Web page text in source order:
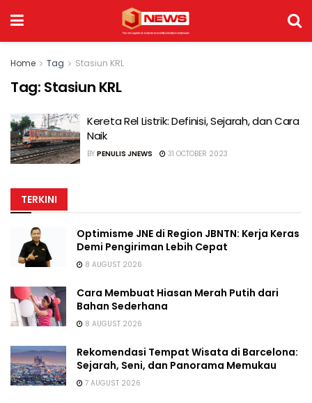
Home Tag Stasiun KRL
Tag: Stasiun KRL
Kereta Rel Listrik: Definisi, Sejarah, dan Cara
Naik
BY PENULIS JNEWS 31 OCTOBER 2023
TERKINI
Optimisme JNE di Region JBNTN: Kerja Keras
Demi Pengiriman Lebih Cepat
8 AUGUST 2026
Cara Membuat Hiasan Merah Putih dari
Bahan Sederhana
8 AUGUST 2026
Rekomendasi Tempat Wisata di Barcelona:
Sejarah, Seni, dan Panorama Memukau
7 AUGUST 2026